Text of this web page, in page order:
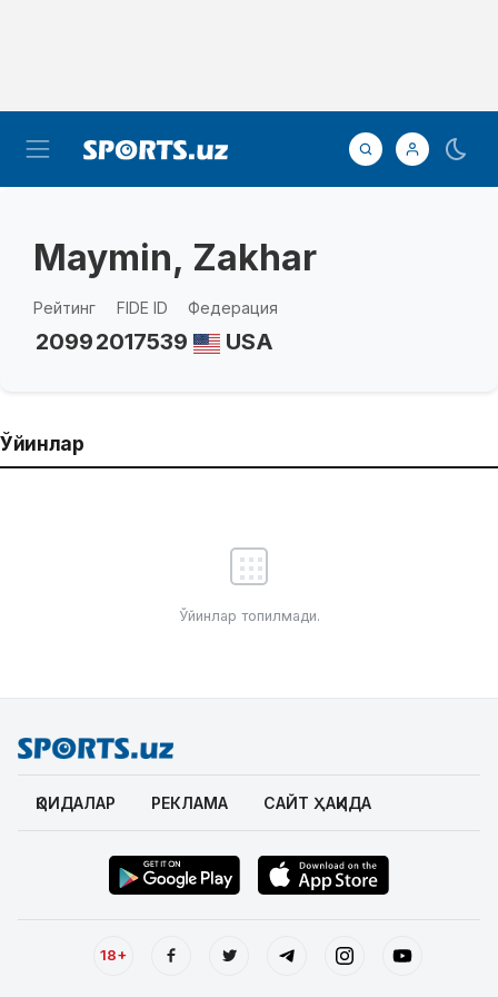
Maymin, Zakhar
Рейтинг
2099
FIDE ID
2017539
Федерация
USA
Ўйинлар
Ўйинлар топилмади.
ҚОИДАЛАР РЕКЛАМА САЙТ ҲАҚИДА
18+